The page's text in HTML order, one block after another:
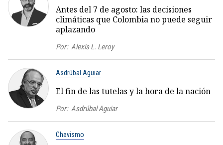
Antes del 7 de agosto: las decisiones
climáticas que Colombia no puede seguir
aplazando
Por: Alexis L. Leroy
Asdrúbal Aguiar
El fin de las tutelas y la hora de la nación
Por: Asdrúbal Aguiar
Chavismo